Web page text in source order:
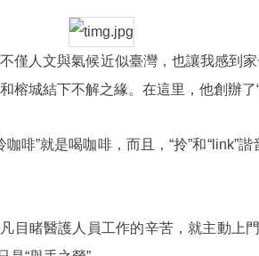
僅人文與氣候近似臺灣，也讓我感到
城結下不解之緣。在這里，他創辦了“
啡”就是喝咖啡，而且，“拎”和“link”
目睹醫護人員工作的辛苦，就主動上